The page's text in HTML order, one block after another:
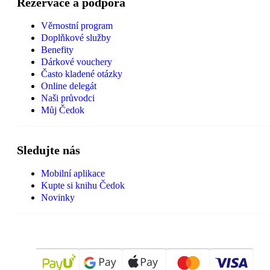
Věrnostní program
Doplňkové služby
Benefity
Dárkové vouchery
Často kladené otázky
Online delegát
Naši průvodci
Můj Čedok
Sledujte nás
Mobilní aplikace
Kupte si knihu Čedok
Novinky